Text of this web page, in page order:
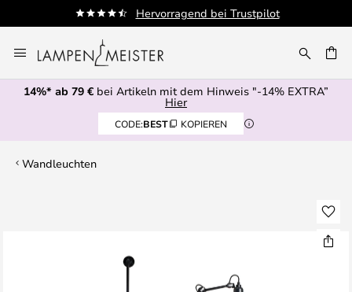
Hervorragend bei Trustpilot
Inhalt
springen
14%* ab 79 € bei Artikeln mit dem Hinweis "-14% EXTRA”
Hier
CODE:BEST KOPIEREN
Wandleuchten